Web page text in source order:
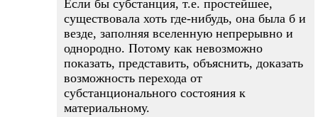
Если бы субстанция, т.е. простейшее,
существовала хоть где-нибудь, она была б и
везде, заполняя вселенную непрерывно и
однородно. Потому как невозможно
показать, представить, объяснить, доказать
возможность перехода от
субстанционального состояния к
материальному.